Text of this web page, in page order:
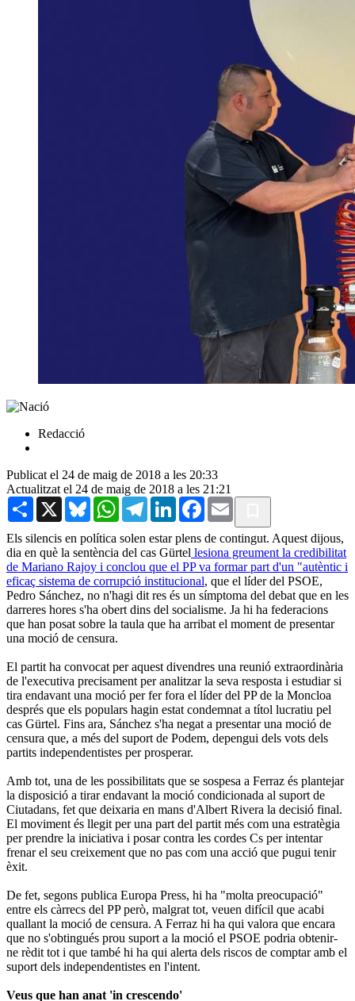
Redacció
Publicat el 24 de maig de 2018 a les 20:33
Actualitzat el 24 de maig de 2018 a les 21:21
Share X BlueskyWhatsAppTelegramLinkedInFacebook
Email
Els silencis en política solen estar plens de contingut. Aquest dijous,
dia en què la sentència del cas Gürtel lesiona greument la credibilitat
de Mariano Rajoy i conclou que el PP va formar part d'un "autèntic i
eficaç sistema de corrupció institucional, que el líder del PSOE,
Pedro Sánchez, no n'hagi dit res és un símptoma del debat que en les
darreres hores s'ha obert dins del socialisme. Ja hi ha federacions
que han posat sobre la taula que ha arribat el moment de presentar
una moció de censura.
El partit ha convocat per aquest divendres una reunió extraordinària
de l'executiva precisament per analitzar la seva resposta i estudiar si
tira endavant una moció per fer fora el líder del PP de la Moncloa
després que els populars hagin estat condemnat a títol lucratiu pel
cas Gürtel. Fins ara, Sánchez s'ha negat a presentar una moció de
censura que, a més del suport de Podem, depengui dels vots dels
partits independentistes per prosperar.
Amb tot, una de les possibilitats que se sospesa a Ferraz és plantejar
la disposició a tirar endavant la moció condicionada al suport de
Ciutadans, fet que deixaria en mans d'Albert Rivera la decisió final.
El moviment és llegit per una part del partit més com una estratègia
per prendre la iniciativa i posar contra les cordes Cs per intentar
frenar el seu creixement que no pas com una acció que pugui tenir
èxit.
De fet, segons publica Europa Press, hi ha "molta preocupació"
entre els càrrecs del PP però, malgrat tot, veuen difícil que acabi
quallant la moció de censura. A Ferraz hi ha qui valora que encara
que no s'obtingués prou suport a la moció el PSOE podria obtenir-
ne rèdit tot i que també hi ha qui alerta dels riscos de comptar amb el
suport dels independentistes en l'intent.
Veus que han anat 'in crescendo'